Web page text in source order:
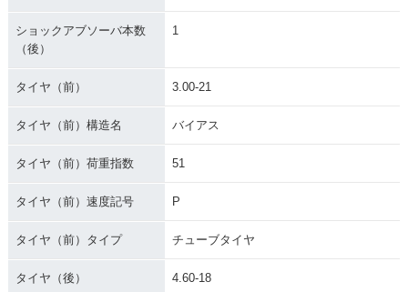
ショックアブソーバ本数
（後）
1
タイヤ（前） 3.00-21
タイヤ（前）構造名 バイアス
タイヤ（前）荷重指数 51
タイヤ（前）速度記号 P
タイヤ（前）タイプ チューブタイヤ
タイヤ（後） 4.60-18